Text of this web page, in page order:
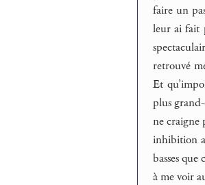
faire un
leur ai fait
retrouvé
Et
plus
ne craigne
inhibition
basses
à me voir